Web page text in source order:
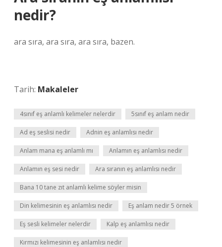
nedir?
ara sıra, ara sıra, ara sıra, bazen.
Tarih: Makaleler
4sınıf eş anlamlı kelimeler nelerdir 5sınıf eş anlam nedir
Ad eş seslisi nedir Adnin eş anlamlısı nedir
Anlam mana eş anlamlı mı Anlamın eş anlamlısı nedir
Anlamın eş sesi nedir Ara sıranın eş anlamlısı nedir
Bana 10 tane zıt anlamlı kelime söyler misin
Din kelimesinin eş anlamlısı nedir Eş anlam nedir 5 örnek
Eş sesli kelimeler nelerdir Kalp eş anlamlısı nedir
Kırmızı kelimesinin eş anlamlısı nedir